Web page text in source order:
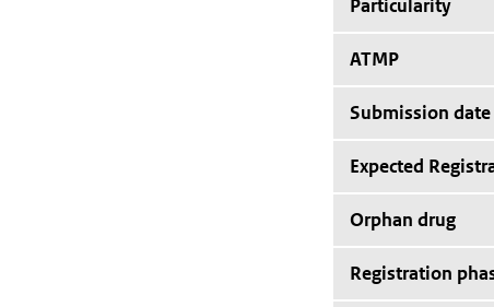
Particularity
ATMP
Submission date
Expected
Orphan drug
Registration